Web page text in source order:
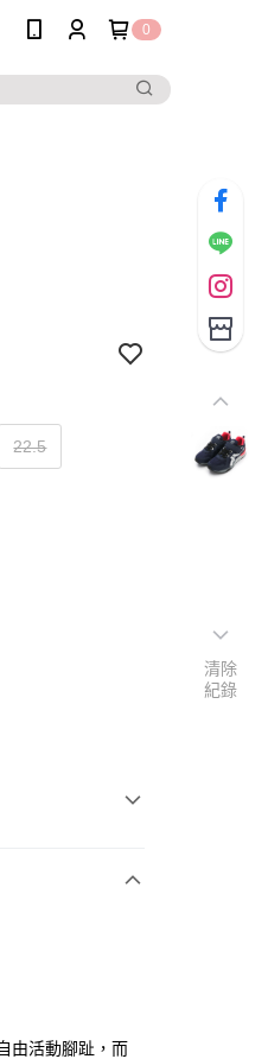
0
22.5
21家銀行
由活動腳趾，而
清除
紀錄